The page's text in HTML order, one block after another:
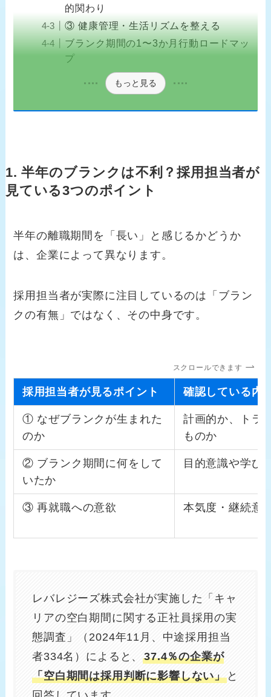
的関わり
③ 健康管理・生活リズムを整える
ブランク期間の1〜3か月行動ロードマッ
プ
もっと見る
1. 半年のブランクは不利？採用担当者が
見ている3つのポイント
半年の離職期間を「長い」と感じるかどうか
は、企業によって異なります。
採用担当者が実際に注目しているのは「ブラン
クの有無」ではなく、その中身です。
スクロールできます
採用担当者が見るポイント 確認している内
① なぜブランクが生まれた
のか
計画的か、トラ
ものか
② ブランク期間に何をして
いたか
目的意識や学び
③ 再就職への意欲 本気度・継続意
レバレジーズ株式会社が実施した「キャ
リアの空白期間に関する正社員採用の実
態調査」（2024年11月、中途採用担当
者334名）によると、37.4％の企業が
「空白期間は採用判断に影響しない」と